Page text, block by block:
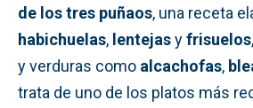
de los tres puñaos, una receta
habichuelas, lentejasyfrisuelos
y verduras como alcachofas,
trata de uno de los platos más